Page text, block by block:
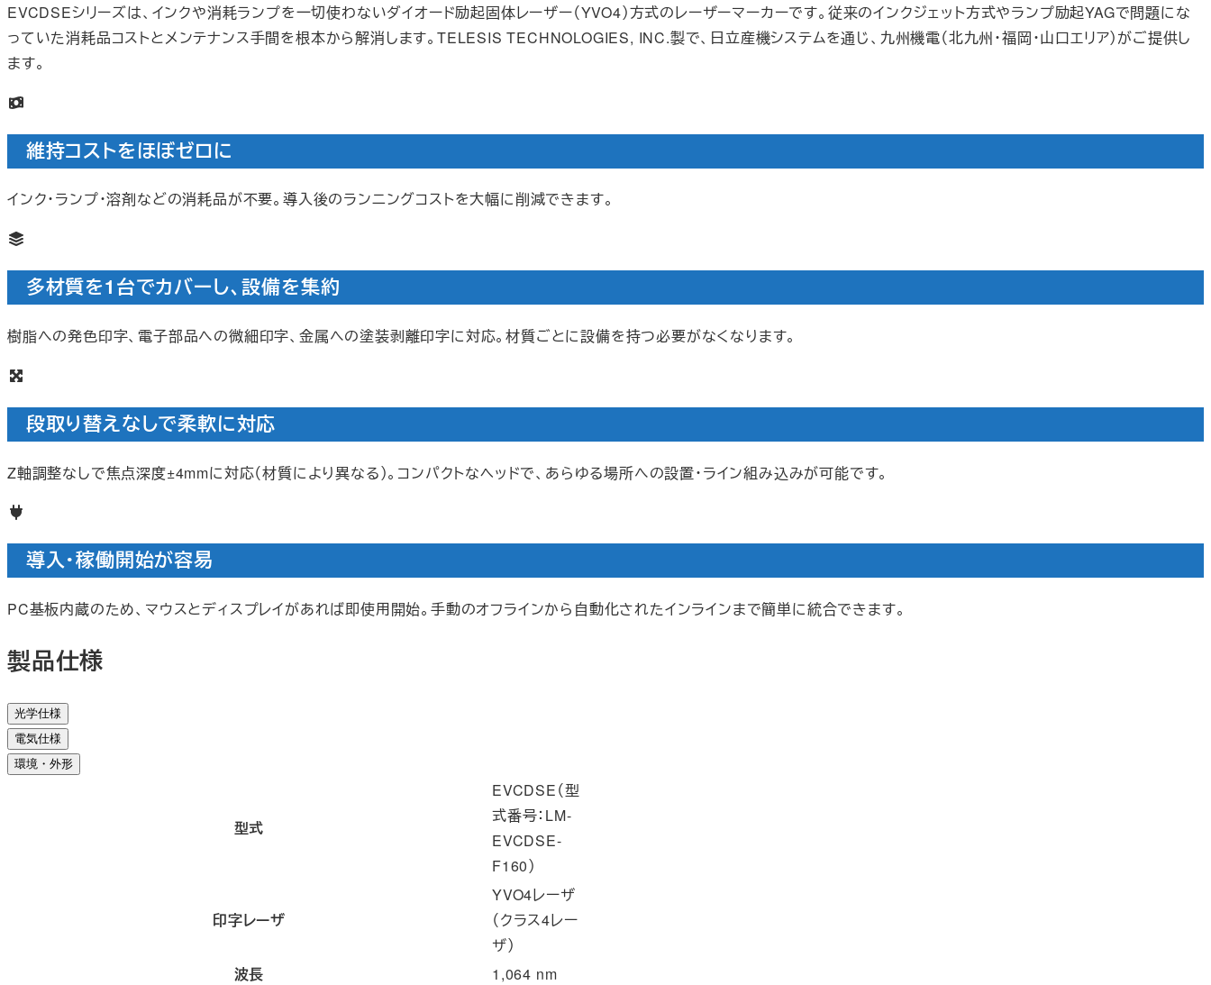
EVCDSEシリーズは、インクや消耗ランプを一切使わないダイオード励起固体レーザー（YVO4）方式のレーザーマーカーです。従来のインクジェット方式やランプ励起YAGで問題にな
っていた消耗品コストとメンテナンス手間を根本から解消します。TELESIS TECHNOLOGIES, INC.製で、日立産機システムを通じ、九州機電（北九州・福岡・山口エリア）がご提供し
ます。
維持コストをほぼゼロに
インク・ランプ・溶剤などの消耗品が不要。導入後のランニングコストを大幅に削減できます。
多材質を1台でカバーし、設備を集約
樹脂への発色印字、電子部品への微細印字、金属への塗装剥離印字に対応。材質ごとに設備を持つ必要がなくなります。
段取り替えなしで柔軟に対応
Z軸調整なしで焦点深度±4mmに対応（材質により異なる）。コンパクトなヘッドで、あらゆる場所への設置・ライン組み込みが可能です。
導入・稼働開始が容易
PC基板内蔵のため、マウスとディスプレイがあれば即使用開始。手動のオフラインから自動化されたインラインまで簡単に統合できます。
製品仕様
光学仕様
電気仕様
環境・外形
型式
EVCDSE（型
式番号：LM-
EVCDSE-
F160）
印字レーザ
YVO4レーザ
（クラス4レー
ザ）
波長
1,064 nm